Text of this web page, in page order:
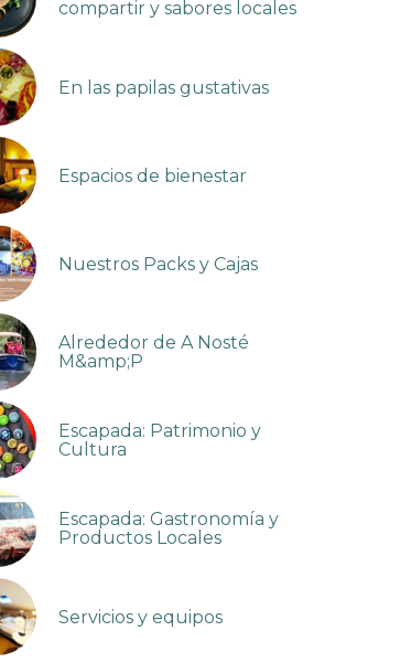
et table d'hôtes gastronomique à
Garonne, piscine, jacuzzi et spa
compartir y sabores locales
En las papilas gustativas
Espacios de bienestar
Nuestros Packs y Cajas
Alrededor de A Nosté
M&amp;P
Escapada: Patrimonio y
Cultura
Escapada: Gastronomía y
Productos Locales
Servicios y equipos